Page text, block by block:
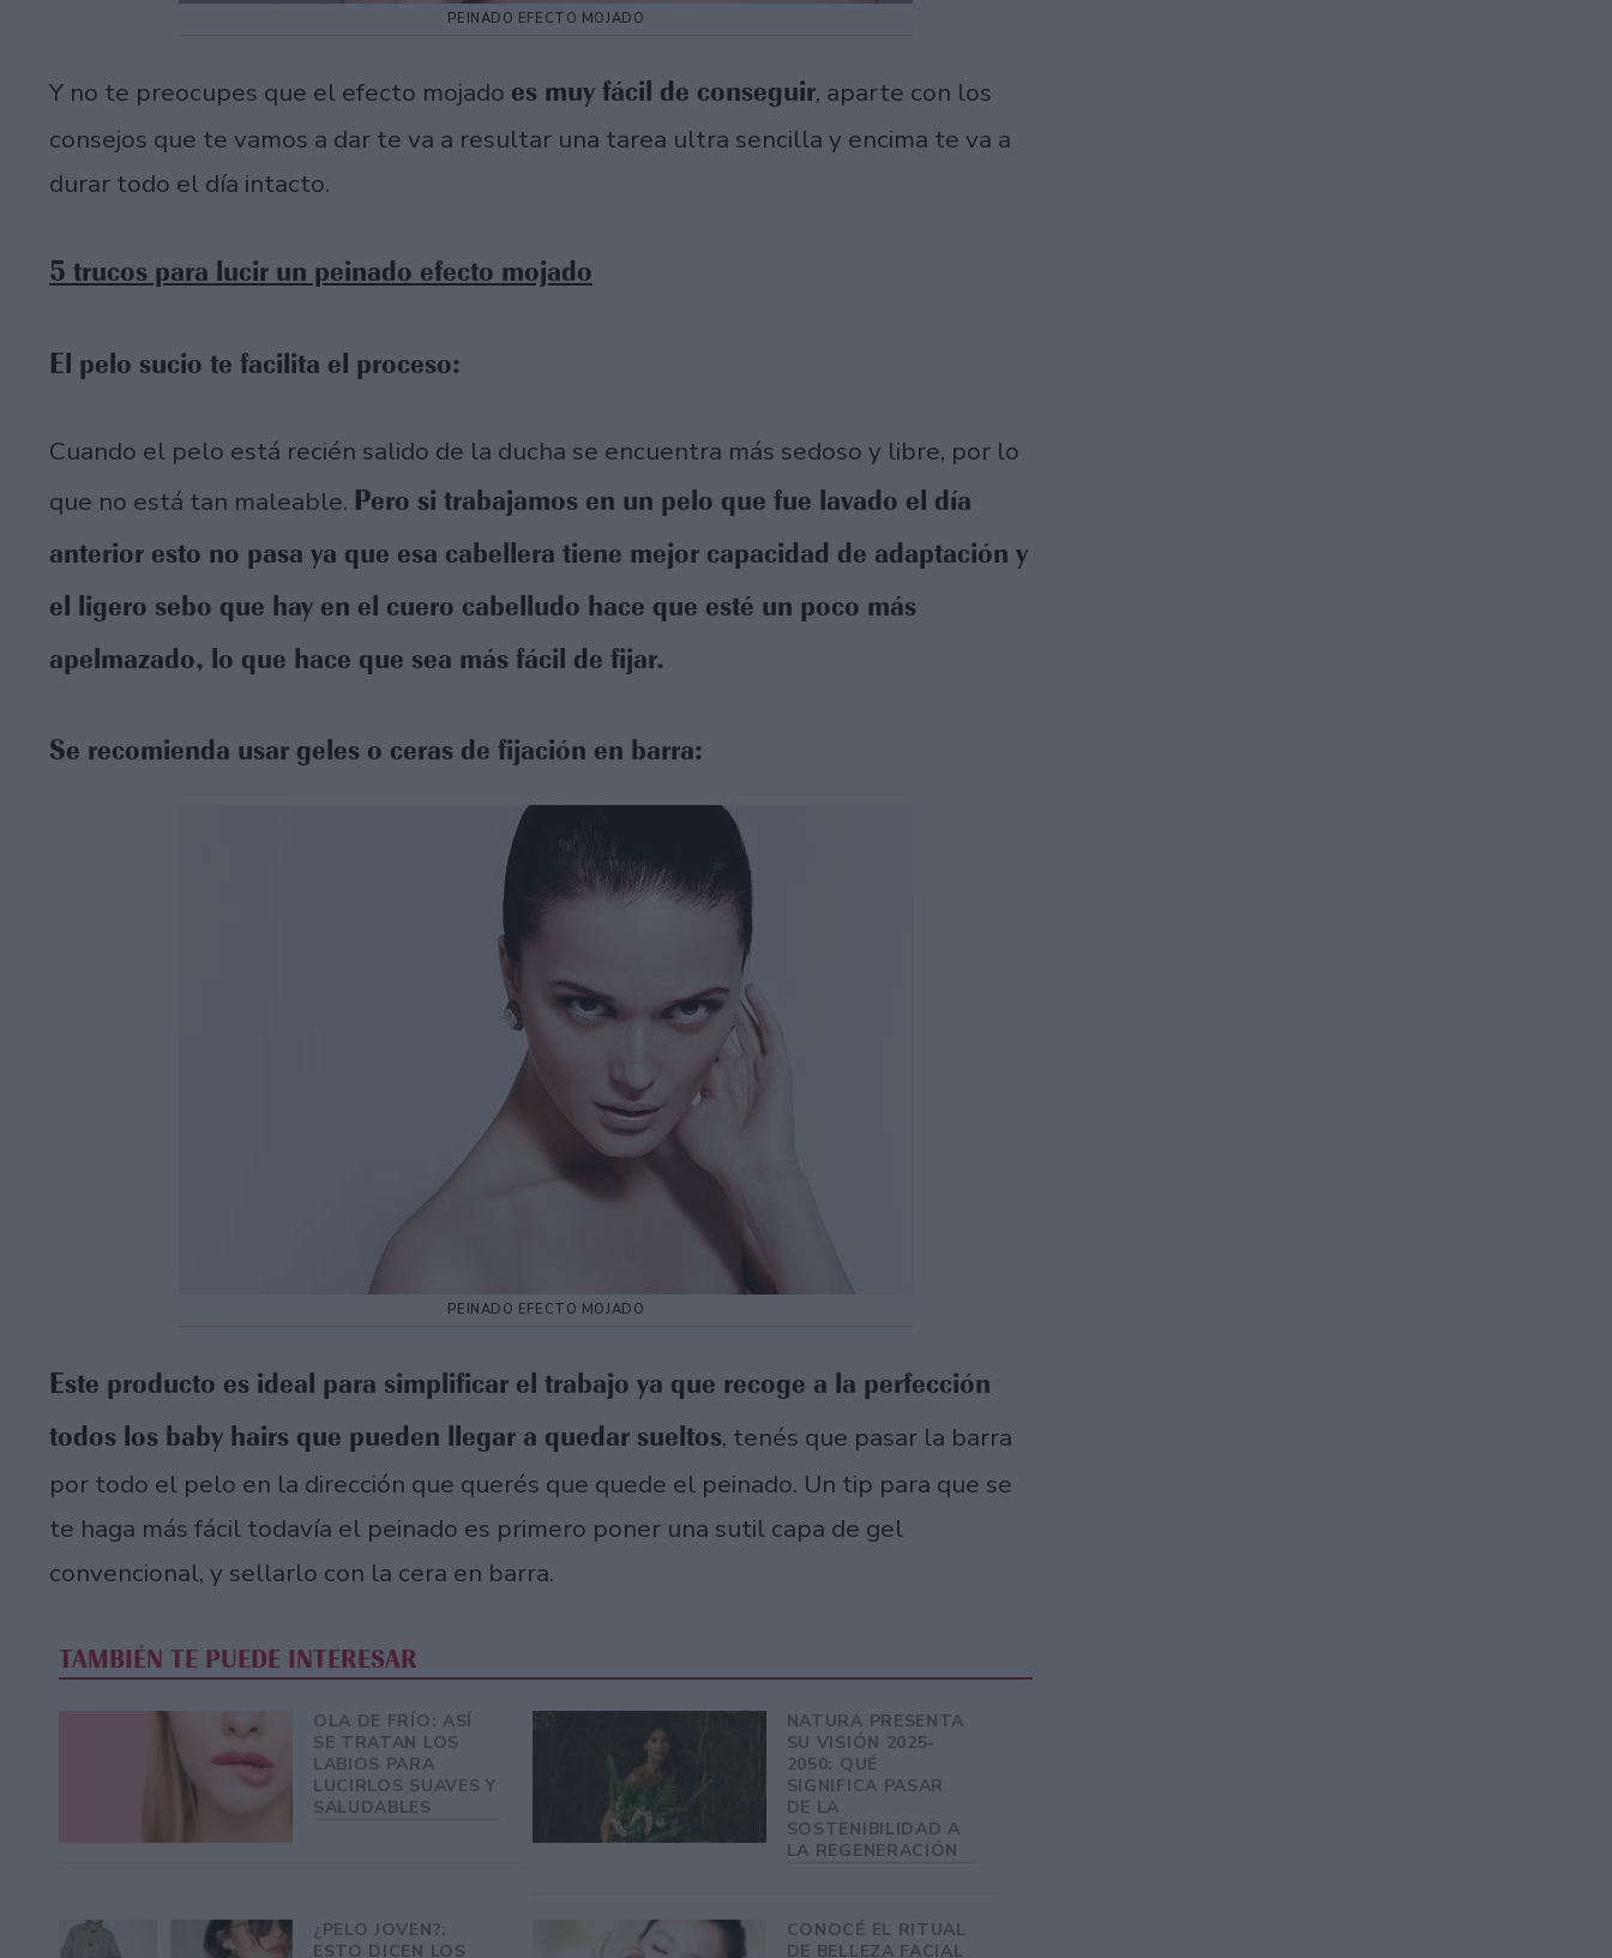
PEINADO EFECTO MOJADO
Y no te preocupes que el efecto mojado es muy fácil de conseguir, aparte con los
consejos que te vamos a dar te va a resultar una tarea ultra sencilla y encima te va a
durar todo el día intacto.
5 trucos para lucir un peinado efecto mojado
El pelo sucio te facilita el proceso:
Cuando el pelo está recién salido de la ducha se encuentra más sedoso y libre, por lo
que no está tan maleable. Pero si trabajamos en un pelo que fue lavado el día
anterior esto no pasa ya que esa cabellera tiene mejor capacidad de adaptación y
el ligero sebo que hay en el cuero cabelludo hace que esté un poco más
apelmazado, lo que hace que sea más fácil de fijar.
Se recomienda usar geles o ceras de fijación en barra:
PEINADO EFECTO MOJADO
Este producto es ideal para simplificar el trabajo ya que recoge a la perfección
todos los baby hairs que pueden llegar a quedar sueltos, tenés que pasar la barra
por todo el pelo en la dirección que querés que quede el peinado. Un tip para que se
te haga más fácil todavía el peinado es primero poner una sutil capa de gel
convencional, y sellarlo con la cera en barra.
TAMBIÉN TE PUEDE INTERESAR
OLA DE FRÍO: ASÍ
SE TRATAN LOS
LABIOS PARA
LUCIRLOS SUAVES Y
SALUDABLES
NATURA PRESENTA
SU VISIÓN 2025-
2050: QUÉ
SIGNIFICA PASAR
DE LA
SOSTENIBILIDAD A
LA REGENERACIÓN
¿PELO JOVEN?:
ESTO DICEN LOS
CONOCÉ EL RITUAL
DE BELLEZA FACIAL